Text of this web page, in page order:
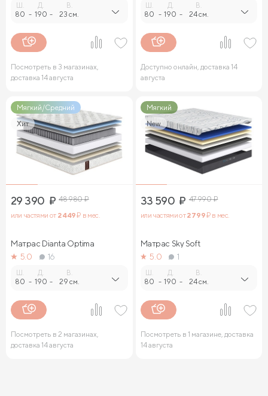
Ш.
80 -
Д.
190 -
В.
23 см.
Посмотреть в 3 магазинах,
доставка 14 августа
Ш.
80 -
Д.
190 -
В.
24 см.
Доступно онлайн, доставка 14
августа
Мягкий/Средний
Хит
29 390 ₽ 48 980₽
или частями от 2 449₽ в мес.
Матрас Dianta Optima
5.0
16
Ш.
80 -
Д.
190 -
В.
29 см.
Посмотреть в 2 магазинах,
доставка 14 августа
Мягкий
New
33 590 ₽ 47 990₽
или частями от2 799₽ в мес.
Матрас Sky Soft
5.0
1
Ш.
80 -
Д.
190 -
В.
24 см.
Посмотреть в 1 магазине, доставка
14 августа